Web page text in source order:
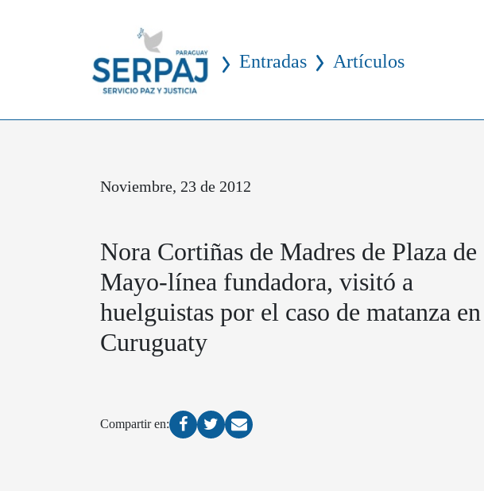
Entradas Artículos
Noviembre, 23 de 2012
Nora Cortiñas de Madres de Plaza de
Mayo-línea fundadora, visitó a
huelguistas por el caso de matanza en
Curuguaty
Compartir en: